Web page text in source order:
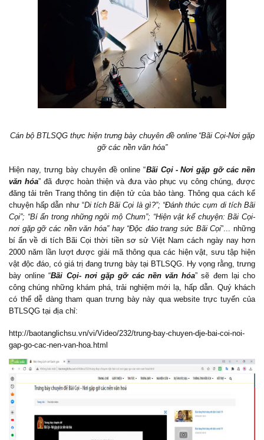
Cán bộ BTLSQG thực hiện trưng bày chuyên đề online “Bãi Cọi-Nơi gặp
gỡ các nền văn hóa”
Hiện nay, trưng bày chuyên đề online “Bãi Cọi - Nơi gặp gỡ các nền
văn hóa” đã được hoàn thiện và đưa vào phục vụ công chúng, được
đăng tải trên Trang thông tin điện tử của bảo tàng. Thông qua cách kể
chuyện hấp dẫn như “Di tích Bãi Cọi là gì?”; “Đánh thức cụm di tích Bãi
Cọi”; “Bí ẩn trong những ngôi mộ Chum”; “Hiện vật kể chuyện: Bãi Cọi-
nơi gặp gỡ các nền văn hóa” hay “Độc đáo trang sức Bãi Cọi”... những
bí ẩn về di tích Bãi Cọi thời tiền sơ sử Việt Nam cách ngày nay hơn
2000 năm lần lượt được giải mã thông qua các hiện vật, sưu tập hiện
vật độc đáo, có giá trị đang trưng bày tại BTLSQG. Hy vọng rằng, trưng
bày online “Bãi Cọi- nơi gặp gỡ các nền văn hóa” sẽ đem lại cho
công chúng những khám phá, trải nghiệm mới lạ, hấp dẫn. Quý khách
có thể dễ dàng tham quan trưng bày này qua website trực tuyến của
BTLSQG tại địa chỉ:
http://baotanglichsu.vn/vi/Video/232/trung-bay-chuyen-dje-bai-coi-noi-
gap-go-cac-nen-van-hoa.html